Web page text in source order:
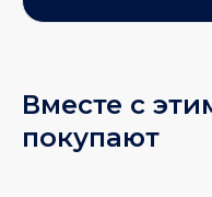
Вместе с
покупают